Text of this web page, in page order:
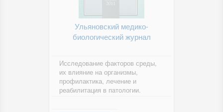
Ульяновский медико-
биологический журнал
Исследование факторов среды,
их влияние на организмы,
профилактика, лечение и
реабилитация в патологии.